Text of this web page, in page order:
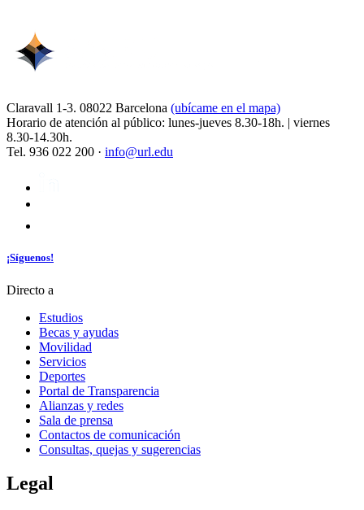
Claravall 1-3. 08022 Barcelona (ubícame en el mapa)
Horario de atención al público: lunes-jueves 8.30-18h. | viernes
8.30-14.30h.
Tel. 936 022 200 · info@url.edu
¡Síguenos!
Directo a
Estudios
Becas y ayudas
Movilidad
Servicios
Deportes
Portal de Transparencia
Alianzas y redes
Sala de prensa
Contactos de comunicación
Consultas, quejas y sugerencias
Legal